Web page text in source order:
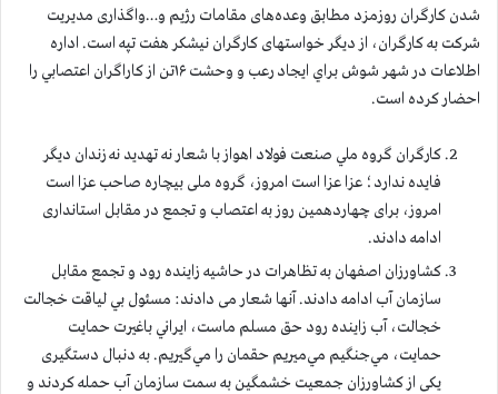
شدن کارگران روزمزد مطابق وعده‌های مقامات رژیم و…واگذاری مدیریت
شرکت به کارگران، از دیگر خواستهای کارگران نیشکر هفت تپه است. اداره
اطلاعات در شهر شوش براي ايجاد رعب و وحشت ۱۶تن از كاراگران اعتصابي را
احضار کرده است.
كارگران گروه ملي صنعت فولاد اهواز با شعار نه تهدید نه زندان دیگر
فایده ندارد؛ عزا عزا است امروز، گروه ملی بیچاره صاحب عزا است
امروز، برای چهاردهمین روز به اعتصاب و تجمع در مقابل استانداری
ادامه دادند.
كشاورزان اصفهان به تظاهرات در حاشیه زاینده رود و تجمع مقابل
سازمان آب ادامه دادند. آنها شعار می دادند: مسئول بي لياقت خجالت
خجالت، آب زاينده رود حق مسلم ماست، ايراني باغيرت حمايت
حمايت، مي‌جنگيم مي‌ميريم حقمان را مي‌گيريم. به دنبال دستگیری
یکی از کشاورزان جمعیت خشمگین به سمت سازمان آب حمله کردند و